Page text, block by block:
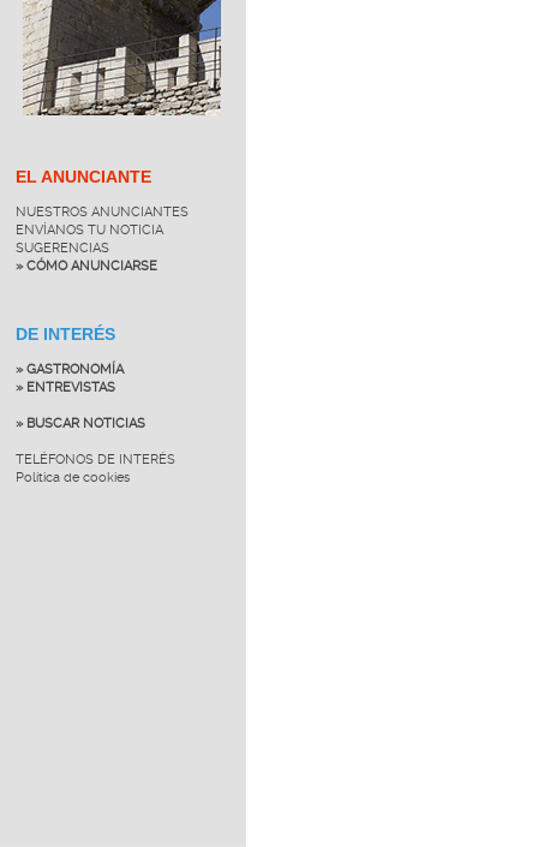
EL ANUNCIANTE
NUESTROS ANUNCIANTES
ENVÍANOS TU NOTICIA
SUGERENCIAS
» CÓMO ANUNCIARSE
DE INTERÉS
» GASTRONOMÍA
» ENTREVISTAS
» BUSCAR NOTICIAS
TELÉFONOS DE INTERÉS
Política de cookies